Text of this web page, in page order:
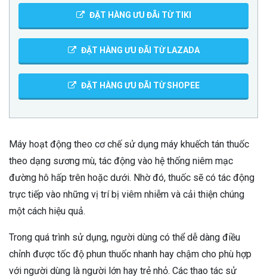
ĐẶT HÀNG ƯU ĐÃi TỪ TIKI
ĐẶT HÀNG ƯU ĐÃI TỪ LAZADA
ĐẶT HÀNG ƯU ĐÃI TỪ SHOPEE
Máy hoạt động theo cơ chế sử dụng máy khuếch tán thuốc
theo dạng sương mù, tác động vào hệ thống niêm mạc
đường hô hấp trên hoặc dưới. Nhờ đó, thuốc sẽ có tác động
trực tiếp vào những vị trí bị viêm nhiễm và cải thiện chúng
một cách hiệu quả.
Trong quá trình sử dụng, người dùng có thể dễ dàng điều
chỉnh được tốc độ phun thuốc nhanh hay chậm cho phù hợp
với người dùng là người lớn hay trẻ nhỏ. Các thao tác sử